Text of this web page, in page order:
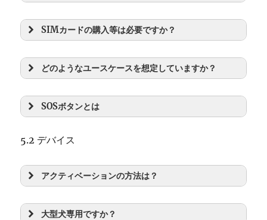
SIMカードの購入等は必要ですか？
どのようなユースケースを想定していますか？
SOSボタンとは
5.2 デバイス
アクティベーションの方法は？
大型犬専用ですか？